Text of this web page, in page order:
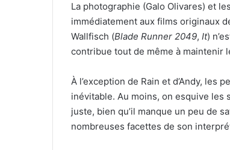
La photographie (Galo Olivares) et
immédiatement aux films originaux
Wallfisch (Blade Runner 2049, It)
contribue tout de même à maintenir
À l’exception de Rain et d’Andy,
inévitable. Au moins, on esquive les
juste, bien qu’il manque un peu de
nombreuses facettes de son